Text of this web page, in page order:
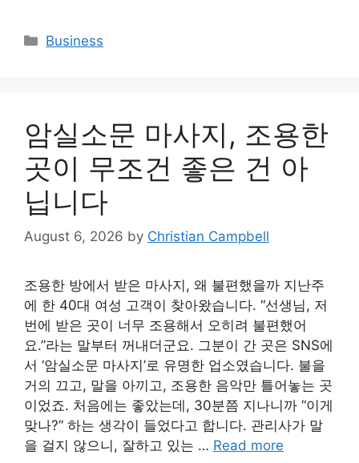
Categories
Business
암실소문 마사지, 조용한
곳이 무조건 좋은 건 아
닙니다
August 6, 2026 by Christian Campbell
조용한 방에서 받은 마사지, 왜 불편했을까 지난주
에 한 40대 여성 고객이 찾아왔습니다. “선생님, 저
번에 받은 곳이 너무 조용해서 오히려 불편했어
요.”라는 말부터 꺼내더군요. 그분이 간 곳은 SNS에
서 ‘암실소문 마사지’로 유명한 업소였습니다. 불을
거의 끄고, 말을 아끼고, 조용한 음악만 틀어놓는 곳
이었죠. 처음에는 좋았는데, 30분쯤 지나니까 “이게
맞나?” 하는 생각이 들었다고 합니다. 관리사가 말
을 걸지 않으니, 잘하고 있는 … Read more